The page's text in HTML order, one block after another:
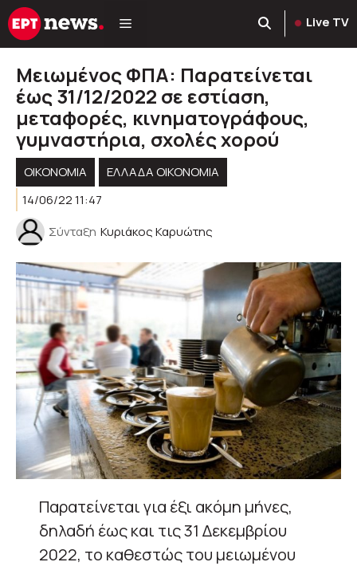
Μετάβαση
σε
Live TV
Μειωμένος ΦΠΑ: Παρατείνεται
έως 31/12/2022 σε εστίαση,
μεταφορές, κινηματογράφους,
γυμναστήρια, σχολές χορού
ΟΙΚΟΝΟΜΙΑ
ΕΛΛΆΔΑ ΟΙΚΟΝΟΜΊΑ
14/06/22 11:47
Σύνταξη Κυριάκος Καρυώτης
Παρατείνεται για έξι ακόμη μήνες,
δηλαδή έως και τις 31 Δεκεμβρίου
2022, το καθεστώς του μειωμένου